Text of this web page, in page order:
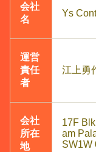
会社
名
Ys
運営
責任
者
江上勇
会社
所在
地
17F
am
SW1W